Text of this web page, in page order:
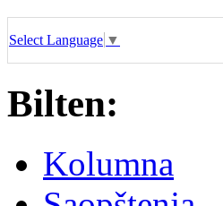
Select Language ▼
Bilten:
Kolumna